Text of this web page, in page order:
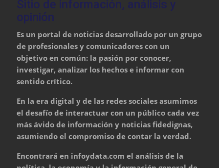
Sitio de información, análisis y
opinión
Es un portal de noticias desarrollado por un grupo
de profesionales y comunicadores con un
objetivo en común: la pasión por conocer,
investigar, analizar los hechos e informar con
sentido crítico.
En la era digital y de las redes sociales asumimos
el desafío de interactuar con un público cada vez
más ávido de información y noticias fidedignas,
asumiendo el compromiso de contar la verdad.
Encontrará en infoydata.com el análisis de la